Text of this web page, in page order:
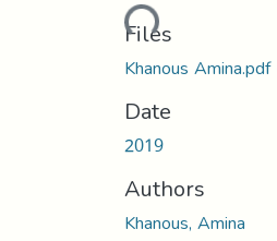
Loading...
Files
Khanous Amina.pdf
Date
2019
Authors
Khanous, Amina